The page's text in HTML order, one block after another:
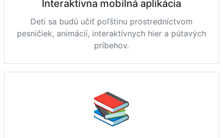
Interaktívna mobilná aplikácia
Deti sa budú učiť poľštinu prostredníctvom
pesničiek, animácií, interaktívnych hier a pútavých
príbehov.
📚